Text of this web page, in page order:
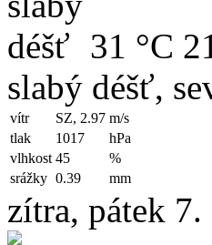
31 °C
slabý déšť,
vítr SZ, 2.97 m/s
tlak
1017
hPa
vlhkost 45
%
srážky 0.39 mm
zítra, pátek